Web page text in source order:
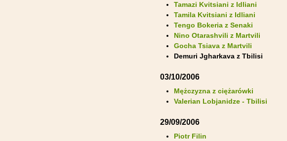
Tamazi Kvitsiani z Idliani
Tamila Kvitsiani z Idliani
Tengo Bokeria z Senaki
Nino Otarashvili z Martvili
Gocha Tsiava z Martvili
Demuri Jgharkava z Tbilisi
03/10/2006
Mężczyzna z ciężarówki
Valerian Lobjanidze - Tbilisi
29/09/2006
Piotr Filin